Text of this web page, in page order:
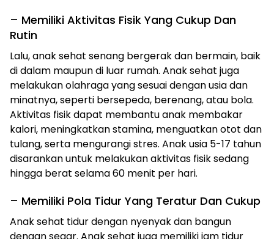
– Memiliki Aktivitas Fisik Yang Cukup Dan
Rutin
Lalu, anak sehat senang bergerak dan bermain, baik
di dalam maupun di luar rumah. Anak sehat juga
melakukan olahraga yang sesuai dengan usia dan
minatnya, seperti bersepeda, berenang, atau bola.
Aktivitas fisik dapat membantu anak membakar
kalori, meningkatkan stamina, menguatkan otot dan
tulang, serta mengurangi stres. Anak usia 5-17 tahun
disarankan untuk melakukan aktivitas fisik sedang
hingga berat selama 60 menit per hari.
– Memiliki Pola Tidur Yang Teratur Dan Cukup
Anak sehat tidur dengan nyenyak dan bangun
dengan segar. Anak sehat juga memiliki jam tidur